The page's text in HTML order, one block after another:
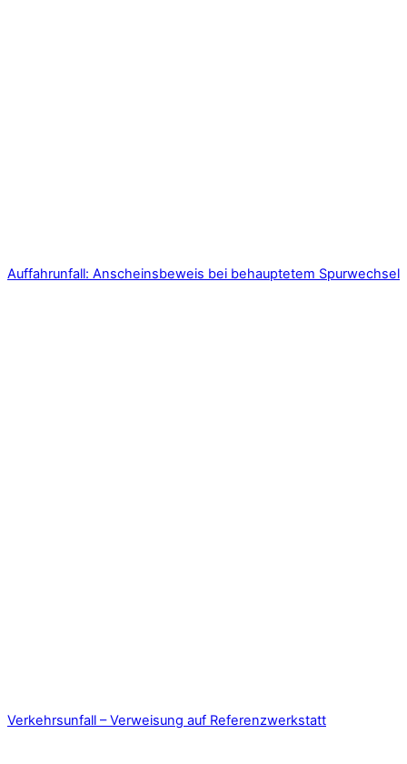
Auffahrunfall: Anscheinsbeweis bei behauptetem Spurwechsel
Verkehrsunfall – Verweisung auf Referenzwerkstatt